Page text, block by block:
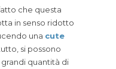
che questa
in senso ridotto
una cute
si possono
quantità di